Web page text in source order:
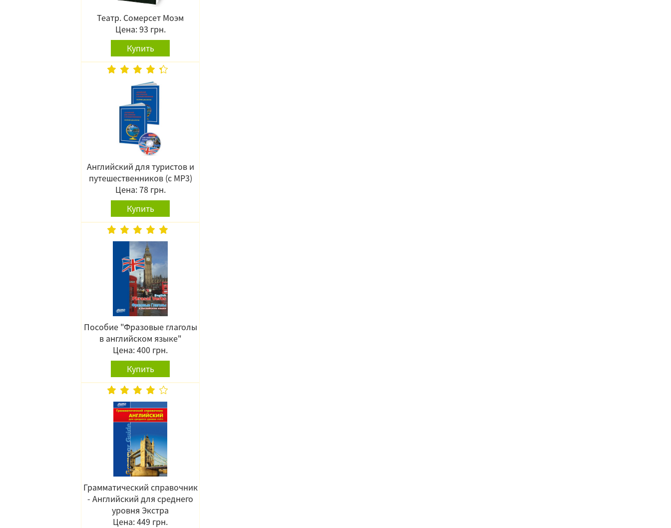
Театр. Сомерсет Моэм
Цена: 93 грн.
Купить
Английский для туристов и
путешественников (с MP3)
Цена: 78 грн.
Купить
Пособие "Фразовые глаголы
в английском языке"
Цена: 400 грн.
Купить
Грамматический справочник
- Английский для среднего
уровня Экстра
Цена: 449 грн.